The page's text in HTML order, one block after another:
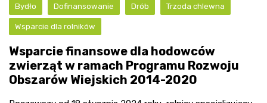
Bydło Dofinansowanie Drób Trzoda chlewna
Wsparcie dla rolników
Wsparcie finansowe dla hodowców
zwierząt w ramach Programu Rozwoju
Obszarów Wiejskich 2014-2020